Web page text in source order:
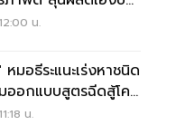
น.
มอธีระแนะเร่งหาชนิด
ออกแบบสูตรฉีดสู้โค
น.